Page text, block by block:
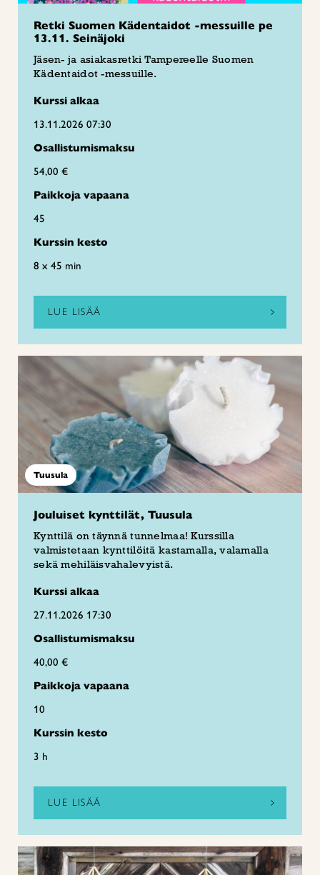
Retki Suomen Kädentaidot -messuille pe
13.11. Seinäjoki
Jäsen- ja asiakasretki Tampereelle Suomen
Kädentaidot -messuille.
Kurssi alkaa
13.11.2026 07:30
Osallistumismaksu
54,00 €
Paikkoja vapaana
45
Kurssin kesto
8 x 45 min
LUE LISÄÄ
Tuusula
Jouluiset kynttilät, Tuusula
Kynttilä on täynnä tunnelmaa! Kurssilla
valmistetaan kynttilöitä kastamalla, valamalla
sekä mehiläisvahalevyistä.
Kurssi alkaa
27.11.2026 17:30
Osallistumismaksu
40,00 €
Paikkoja vapaana
10
Kurssin kesto
3 h
LUE LISÄÄ